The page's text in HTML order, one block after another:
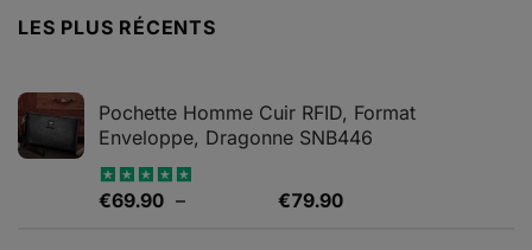
LES PLUS RÉCENTS
Pochette Homme Cuir RFID, Format
Enveloppe, Dragonne SNB446
Note5.00
€69.90 – €79.90Plage